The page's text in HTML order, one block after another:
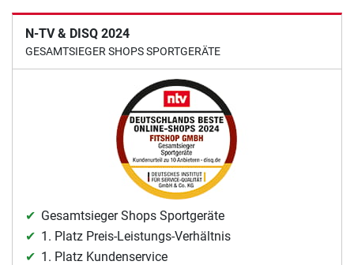
N-TV & DISQ 2024
GESAMTSIEGER SHOPS SPORTGERÄTE
Gesamtsieger Shops Sportgeräte
1. Platz Preis-Leistungs-Verhältnis
1. Platz Kundenservice